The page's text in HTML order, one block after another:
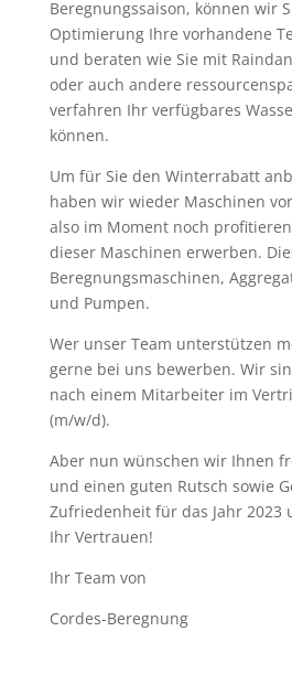
Beregnungssaison, können wir
Optimierung Ihre vorhandene
und beraten wie Sie mit
oder auch andere
verfahren Ihr verfügbares
können.
Um für Sie den Winterrabatt
haben wir wieder Maschinen
also im Moment noch
dieser Maschinen erwerben.
Beregnungsmaschinen,
und Pumpen.
Wer unser Team unterstützen
gerne bei uns bewerben. Wir
nach einem Mitarbeiter im
(m/w/d).
Aber nun wünschen wir Ihnen
und einen guten Rutsch sowie
Zufriedenheit für das Jahr 2023
Ihr Vertrauen!
Ihr Team von
Cordes-Beregnung